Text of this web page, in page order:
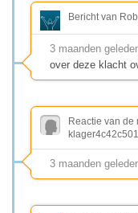
Bericht van
3 maanden
over deze klacht
Reactie van de
klager4c42c501
3 maanden